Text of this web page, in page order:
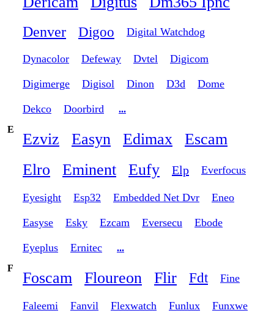
Denver Digoo Digital Watchdog
Dynacolor Defeway Dvtel Digicom
Digimerge Digisol Dinon D3d Dome
Dekco Doorbird
...
E
Ezviz Easyn Edimax
Escam
Elro
Eminent Eufy Elp Everfocus
Eyesight Esp32 Embedded Net Dvr Eneo
Easyse Esky Ezcam Eversecu Ebode
Eyeplus Ernitec
...
F
Foscam Floureon Flir Fdt Fine
Faleemi Fanvil Flexwatch Funlux Funxwe